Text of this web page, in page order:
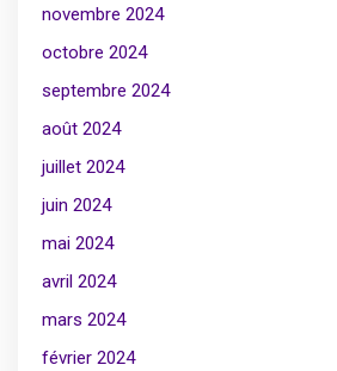
novembre 2024
octobre 2024
septembre 2024
août 2024
juillet 2024
juin 2024
mai 2024
avril 2024
mars 2024
février 2024